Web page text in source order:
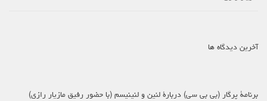
آخرین دیدگاه ها
برنامۀ پرگار (بی بی سی) دربارۀ لنین و لنینیسم (با حضور رفیق مازیار رازی)